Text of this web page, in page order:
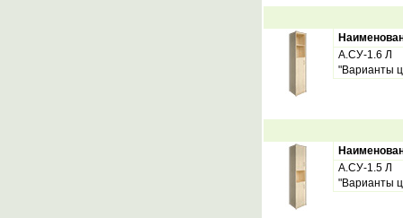
А.СУ-1.6 Л
"Варианты
А.СУ-1.5 Л
"Варианты